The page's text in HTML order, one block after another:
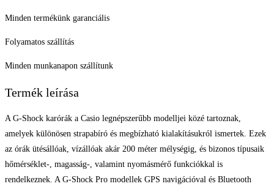
Minden termékünk garanciális
Folyamatos szállítás
Minden munkanapon szállítunk
Termék leírása
A G-Shock karórák a Casio legnépszerűbb modelljei közé tartoznak,
amelyek különösen strapabíró és megbízható kialakításukról ismertek. Ezek
az órák ütésállóak, vízállóak akár 200 méter mélységig, és bizonos típusaik
hőmérséklet-, magasság-, valamint nyomásmérő funkciókkal is
rendelkeznek. A G-Shock Pro modellek GPS navigációval és Bluetooth